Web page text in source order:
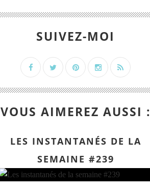
SUIVEZ-MOI
VOUS AIMEREZ AUSSI :
LES INSTANTANÉS DE LA
SEMAINE #239